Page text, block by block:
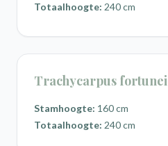
Totaalhoogte: 240 cm
Trachycarpus fortunei
Stamhoogte: 160 cm
Totaalhoogte: 240 cm